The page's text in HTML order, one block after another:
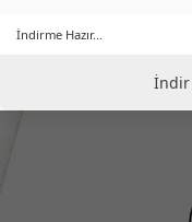
İndirme Hazır...
İndir